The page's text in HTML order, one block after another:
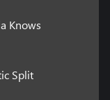
Knows
Split